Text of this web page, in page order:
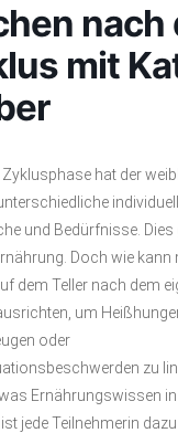
nach
mit
hat der
und Bedürfnisse. Dies
Doch wie kann
dem Teller nach dem
um
oder
zu
Ernährungswissen
jede Teilnehmerin dazu